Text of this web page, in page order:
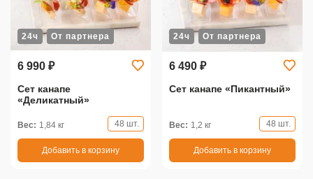
24ч От партнера
6 990 ₽
Сет канапе
«Деликатный»
Вес: 1,84 кг 48 шт.
Добавить в корзину
24ч От партнера
6 490 ₽
Сет канапе «Пикантный»
Вес: 1,2 кг 48 шт.
Добавить в корзину